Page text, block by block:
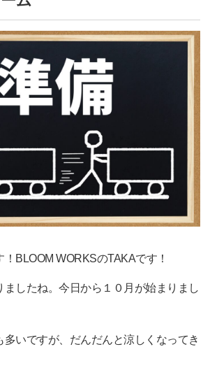
BLOOM WORKSのTAKAです！
ましたね。今日から１０月が始まりまし
多いですが、だんだんと涼しくなってき